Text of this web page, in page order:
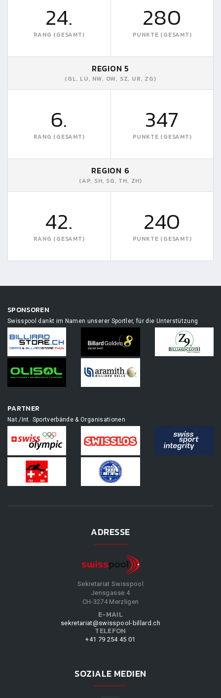
24.
RANG (GESAMT)
280
PUNKTE (GESAMT)
REGION 5
(GL, LU, NW, OW, SZ, UR, ZG)
6.
RANG (GESAMT)
347
PUNKTE (GESAMT)
REGION 6
(AP, SH, SG, TH, ZH)
42.
RANG (GESAMT)
240
PUNKTE (GESAMT)
SPONSOREN
Swisspool dankt im Namen unserer Sportler, für die Unterstützung
PARTNER
Nat./Int. Sportverbände & Organisationen
ADRESSE
Sekretariat Swisspool
Jensgasse 4
CH-3274 Merzligen
E-MAIL
sekretariat@swisspool-billard.ch
TELEFON
+41 79 254 45 01
SOZIALE MEDIEN